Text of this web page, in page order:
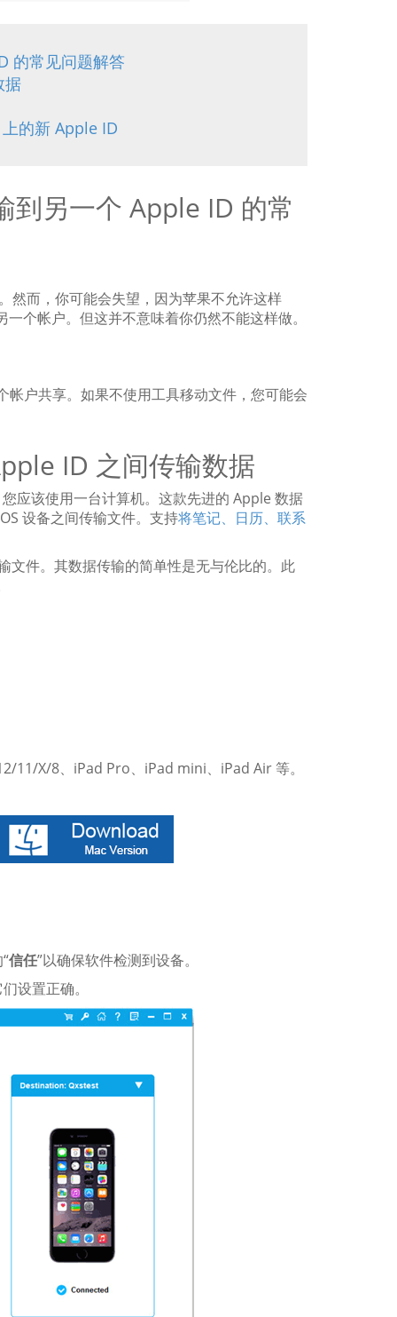
的常见问题解答
据
的新 Apple ID
到另一个 Apple ID 的常
然而，你可能会失望，因为苹果不允许这样
个帐户。但这并不意味着你仍然不能这样做。
户共享。如果不使用工具移动文件，您可能会
ID 之间传输数据
应该使用一台计算机。这款先进的 Apple 数据
设备之间传输文件。支持将笔记、日历、联系
件。其数据传输的简单性是无与伦比的。此
11/X/8、iPad Pro、iPad mini、iPad Air 等。
信任”以确保软件检测到设备。
设置正确。